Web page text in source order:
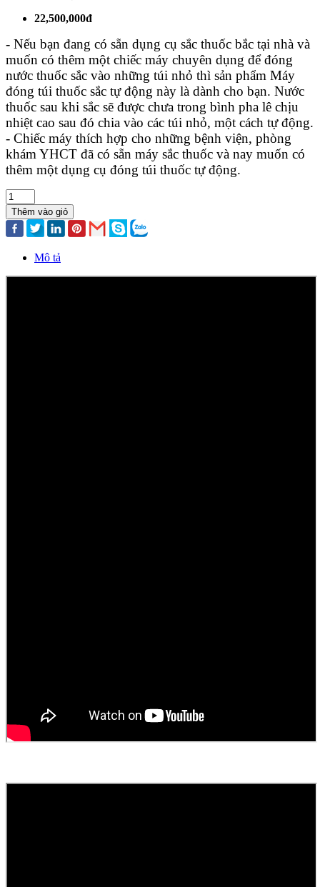
22,500,000đ
- Nếu bạn đang có sẵn dụng cụ sắc thuốc bắc tại nhà và
muốn có thêm một chiếc máy chuyên dụng để đóng
nước thuốc sắc vào những túi nhỏ thì sản phẩm Máy
đóng túi thuốc sắc tự động này là dành cho bạn. Nước
thuốc sau khi sắc sẽ được chưa trong bình pha lê chịu
nhiệt cao sau đó chia vào các túi nhỏ, một cách tự động.
- Chiếc máy thích hợp cho những bệnh viện, phòng
khám YHCT đã có sẵn máy sắc thuốc và nay muốn có
thêm một dụng cụ đóng túi thuốc tự động.
Thêm vào giỏ
Mô tả